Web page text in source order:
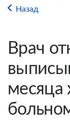
Назад
Врач
месяца